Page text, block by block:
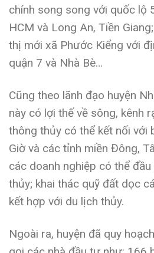
chính song song với quốc lộ
HCM và Long An, Tiền
thị mới xã Phước Kiểng với
quận 7 và Nhà Bè…
Cũng theo lãnh đạo huyện
này có lợi thế về sông, kênh
thông thủy có thể kết nối với
Giờ và các tỉnh miền Đông,
các doanh nghiệp có thể
thủy; khai thác quỹ đất dọc
kết hợp với du lịch thủy.
Ngoài ra, huyện đã quy